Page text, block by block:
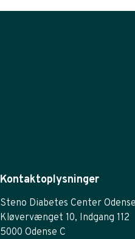
Kontaktoplysninger
Steno Diabetes Center Odense
Kløvervænget 10, Indgang 112
5000 Odense C